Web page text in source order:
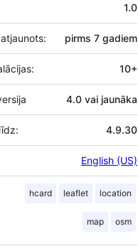
1.0
pirms 7 gadiem
10+
4.0 vai jaunāka
4.9.30
English (US)
hcard leaflet location
map osm